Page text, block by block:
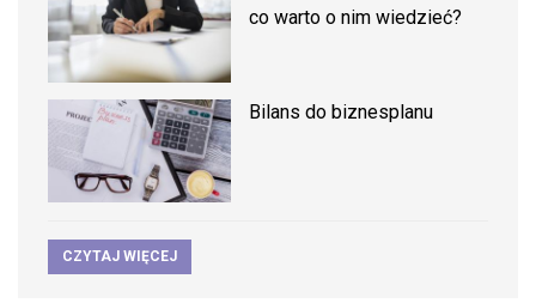
co warto o nim wiedzieć?
Bilans do biznesplanu
CZYTAJ WIĘCEJ